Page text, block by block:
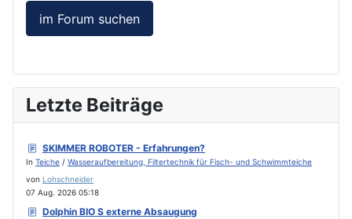
Letzte Beiträge
SKIMMER ROBOTER - Erfahrungen?
In Teiche / Wasseraufbereitung, Filtertechnik für Fisch- und Schwimmteiche
von Lohschneider
07 Aug. 2026 05:18
Dolphin BIO S externe Absaugung